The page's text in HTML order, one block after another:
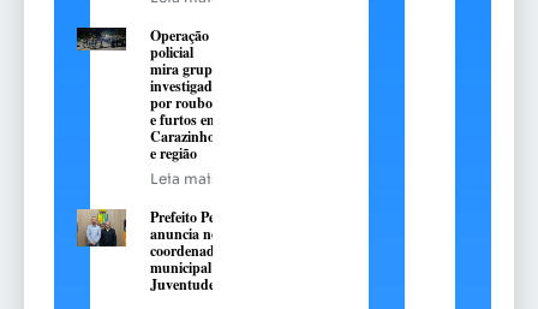
Operação
policial
mira grupo
investigado
por roubos
e furtos em
Carazinho
e região
Leia mais
Prefeito Pedro
anuncia novo
coordenador
municipal da
Juventude